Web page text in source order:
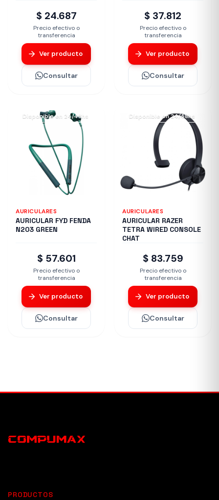
$ 24.687
Precio efectivo o
transferencia
Ver producto
Consultar
$ 37.812
Precio efectivo o
transferencia
Ver producto
Consultar
Disponible en 24/48hs
AURICULARES
AURICULAR FYD FENDA
N203 GREEN
$ 57.601
Precio efectivo o
transferencia
Ver producto
Consultar
Disponible en 24/48hs
AURICULARES
AURICULAR RAZER
TETRA WIRED CONSOLE
CHAT
$ 83.759
Precio efectivo o
transferencia
Ver producto
Consultar
PRODUCTOS